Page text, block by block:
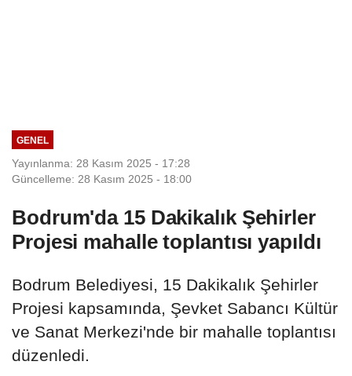
GENEL
Yayınlanma: 28 Kasım 2025 - 17:28
Güncelleme: 28 Kasım 2025 - 18:00
Bodrum'da 15 Dakikalık Şehirler
Projesi mahalle toplantısı yapıldı
Bodrum Belediyesi, 15 Dakikalık Şehirler
Projesi kapsamında, Şevket Sabancı Kültür
ve Sanat Merkezi'nde bir mahalle toplantısı
düzenledi.